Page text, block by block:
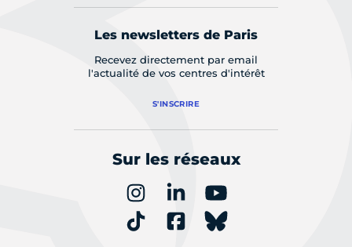
Les newsletters de Paris
Recevez directement par email
l'actualité de vos centres d'intérêt
S'INSCRIRE
Sur les réseaux